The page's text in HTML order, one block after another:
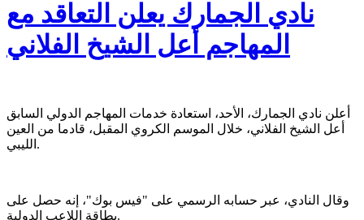
نادي الجمارك يعلن التعاقد مع
المهاجم أعل الشيخ الفلاني
أعلن نادي الجمارك، الأحد، استعادة خدمات المهاجم الدولي السابق
أعل الشيخ الفلاني، خلال الموسم الكروي المقبل، قادما من العين
الليبي.
وقال النادي، عبر حسابه الرسمي على "فيس بوك"، إنه حصل على
بطاقة اللاعب الدولية.